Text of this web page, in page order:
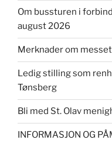
Om bussturen i
august 2026
Merknader om
Ledig stilling som
Tønsberg
Bli med St. Olav
INFORMASJON OG